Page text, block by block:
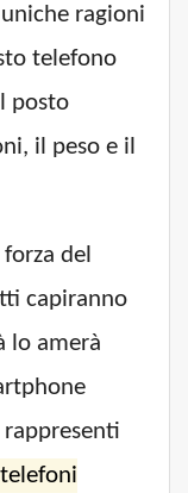
ragioni
telefono
posto
il peso e il
del
capiranno
lo amerà
telefoni